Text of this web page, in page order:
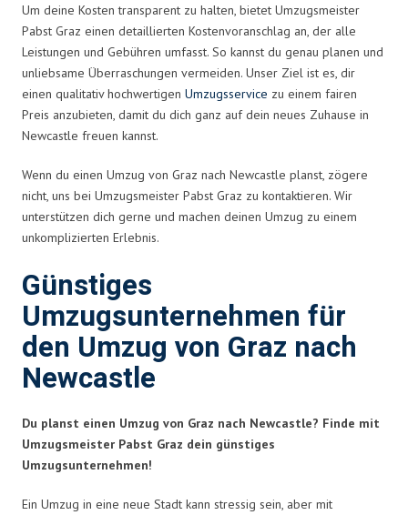
Um deine Kosten transparent zu halten, bietet Umzugsmeister
Pabst Graz einen detaillierten Kostenvoranschlag an, der alle
Leistungen und Gebühren umfasst. So kannst du genau planen und
unliebsame Überraschungen vermeiden. Unser Ziel ist es, dir
einen qualitativ hochwertigen Umzugsservice zu einem fairen
Preis anzubieten, damit du dich ganz auf dein neues Zuhause in
Newcastle freuen kannst.
Wenn du einen Umzug von Graz nach Newcastle planst, zögere
nicht, uns bei Umzugsmeister Pabst Graz zu kontaktieren. Wir
unterstützen dich gerne und machen deinen Umzug zu einem
unkomplizierten Erlebnis.
Günstiges
Umzugsunternehmen für
den Umzug von Graz nach
Newcastle
Du planst einen Umzug von Graz nach Newcastle? Finde mit
Umzugsmeister Pabst Graz dein günstiges
Umzugsunternehmen!
Ein Umzug in eine neue Stadt kann stressig sein, aber mit